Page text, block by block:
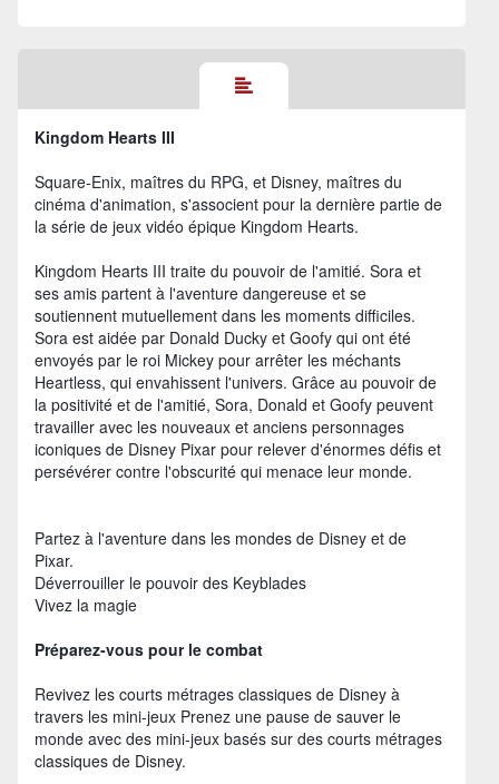
Kingdom Hearts III
Square-Enix, maîtres du RPG, et Disney, maîtres du
cinéma d'animation, s'associent pour la dernière partie de
la série de jeux vidéo épique Kingdom Hearts.
Kingdom Hearts III traite du pouvoir de l'amitié. Sora et
ses amis partent à l'aventure dangereuse et se
soutiennent mutuellement dans les moments difficiles.
Sora est aidée par Donald Ducky et Goofy qui ont été
envoyés par le roi Mickey pour arrêter les méchants
Heartless, qui envahissent l'univers. Grâce au pouvoir de
la positivité et de l'amitié, Sora, Donald et Goofy peuvent
travailler avec les nouveaux et anciens personnages
iconiques de Disney Pixar pour relever d'énormes défis et
persévérer contre l'obscurité qui menace leur monde.
Partez à l'aventure dans les mondes de Disney et de
Pixar.
Déverrouiller le pouvoir des Keyblades
Vivez la magie
Préparez-vous pour le combat
Revivez les courts métrages classiques de Disney à
travers les mini-jeux Prenez une pause de sauver le
monde avec des mini-jeux basés sur des courts métrages
classiques de Disney.